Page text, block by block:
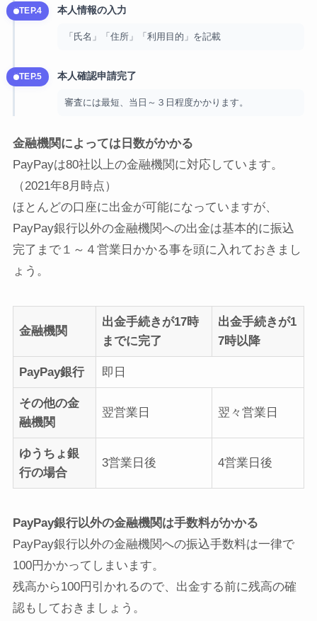
STEP.4 本人情報の入力
「氏名」「住所」「利用目的」を記載
STEP.5 本人確認申請完了
審査には最短、当日～３日程度かかります。
金融機関によっては日数がかかる
PayPayは80社以上の金融機関に対応しています。
（2021年8月時点）
ほとんどの口座に出金が可能になっていますが、
PayPay銀行以外の金融機関への出金は基本的に振込
完了まで１～４営業日かかる事を頭に入れておきまし
ょう。
金融機関
出金手続きが17時
までに完了
出金手続きが1
7時以降
PayPay銀行 即日
その他の金
融機関
翌営業日 翌々営業日
ゆうちょ銀
行の場合
3営業日後 4営業日後
PayPay銀行以外の金融機関は手数料がかかる
PayPay銀行以外の金融機関への振込手数料は一律で
100円かかってしまいます。
残高から100円引かれるので、出金する前に残高の確
認もしておきましょう。